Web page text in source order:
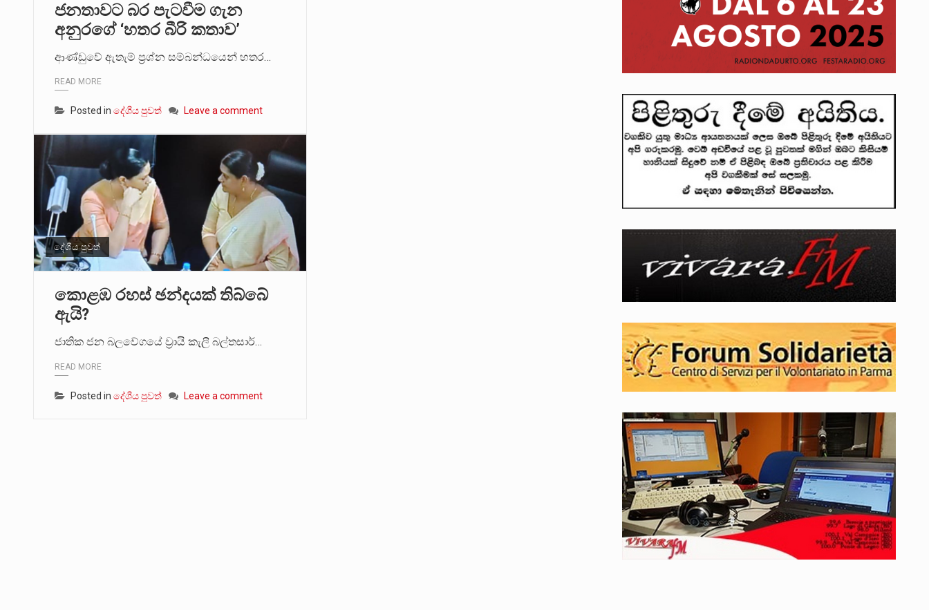
මේ, දන්නා හඳුනන ලියන්නකුගේ නන්නාඳුනන අඩවියක සැරිසරා ලද ආස්වාදනීය මොහොතක සිංහාවලෝකනයකි .කෙටි කවියක දිගු බර…
වත්මන් ආණ්ඩුවේ ප්‍රධාන පාර්ශවකරුවා වන ජනතා විමුක්ති පෙරමුණේ කාලයක පටන් තිබුණු ප්‍රධාන සටන් පාඨයක් වූවේ…
ජනතාවට බර පැටවීම ගැන
අනුරගේ ‘හතර බීරි කතාව’
ආණ්ඩුවේ ඇතැම් ප්‍රශ්න සම්බන්ධයෙන් හතර…
READ MORE
Posted in දේශීය පුවත් Leave a comment
දේශීය පුවත්
කොළඹ රහස් ඡන්දයක් තිබ්බේ
ඇයි?
ජාතික ජන බලවේගයේ ව්‍රායි කැලී බල්තසාර්…
READ MORE
Posted in දේශීය පුවත් Leave a comment